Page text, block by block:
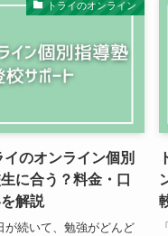
トライのオンライン
イのオンライン個別
に合う？料金・口
解説
が続いて、勉強がどんど